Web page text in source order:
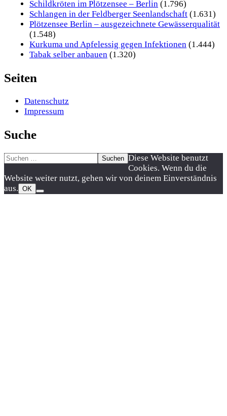
Schildkröten im Plötzensee – Berlin (1.796)
Schlangen in der Feldberger Seenlandschaft (1.631)
Plötzensee Berlin – ausgezeichnete Gewässerqualität
(1.548)
Kurkuma und Apfelessig gegen Infektionen (1.444)
Tabak selber anbauen (1.320)
Seiten
Datenschutz
Impressum
Suche
Suchen
Nach
oben
scrollen
Diese Website benutzt
Cookies. Wenn du die
Website weiter nutzt, gehen wir von deinem Einverständnis
aus. OK